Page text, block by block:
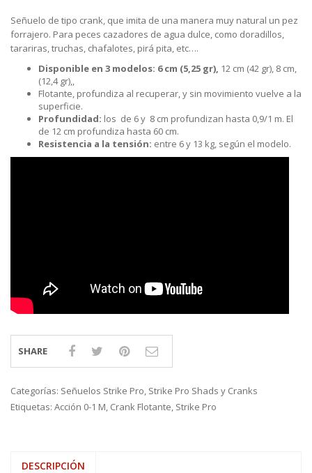
Señuelo de tipo crank, que imita de una manera muy natural un pez
forrajero. Para peces cazadores de agua dulce, como doradillos,
tarariras, truchas, chafalotes, pirá pita, etc….
Disponible en 3 modelos: 6 cm (5,25 gr), 12 cm (42 gr), 8 cm,
(12,4 gr),,
Flotante, profundiza al recuperar, y sin movimiento vuelve a la
superficie.
Profundidad: los de 6 y 8 cm profundizan hasta 0,9/1 m. El
de 12 cm profundiza hasta 60 cm.
Resistencia a la tensión: entre 6 y 13 kg, según el modelo.
SHARE
Categorías: Señuelos Strike Pro, Strike Pro Shads y Cranks
Etiquetas: Acción 0-1 M, Crank Flotante, Strike Pro
DESCRIPCIÓN